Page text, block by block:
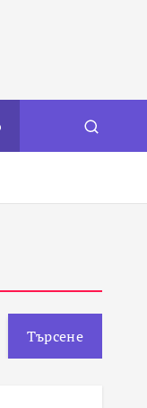
Търсене